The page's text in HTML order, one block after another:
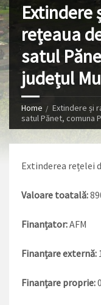
Extindere
rețeaua
satul
județul
Home
Extindere și
satul Pănet, comuna
Extinderea rețelei
Valoare toatală:
Finanțator:AFM
Finanțare externă:
Finanțare proprie: